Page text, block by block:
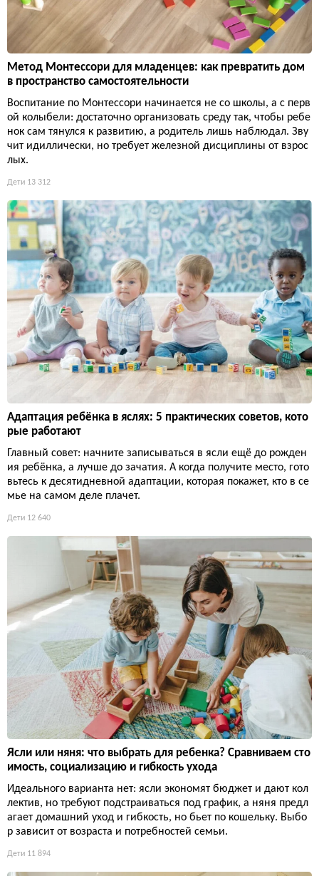
Метод Монтессори для младенцев: как превратить дом
в пространство самостоятельности
Воспитание по Монтессори начинается не со школы, а с перв
ой колыбели: достаточно организовать среду так, чтобы ребе
нок сам тянулся к развитию, а родитель лишь наблюдал. Зву
чит идиллически, но требует железной дисциплины от взрос
лых.
Дети 13 312
Адаптация ребёнка в яслях: 5 практических советов, кото
рые работают
Главный совет: начните записываться в ясли ещё до рожден
ия ребёнка, а лучше до зачатия. А когда получите место, гото
вьтесь к десятидневной адаптации, которая покажет, кто в се
мье на самом деле плачет.
Дети 12 640
Ясли или няня: что выбрать для ребенка? Сравниваем сто
имость, социализацию и гибкость ухода
Идеального варианта нет: ясли экономят бюджет и дают кол
лектив, но требуют подстраиваться под график, а няня предл
агает домашний уход и гибкость, но бьет по кошельку. Выбо
р зависит от возраста и потребностей семьи.
Дети 11 894